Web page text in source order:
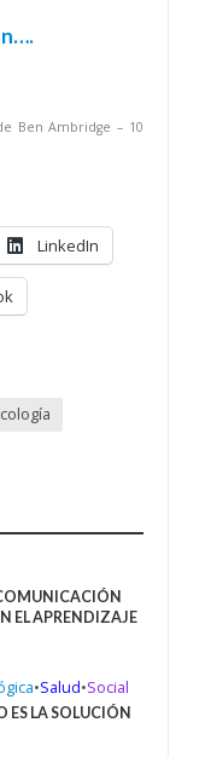
Ben Ambridge – 10
LinkedIn
EL APRENDIZAJE
•Salud•Social
ES LA SOLUCIÓN